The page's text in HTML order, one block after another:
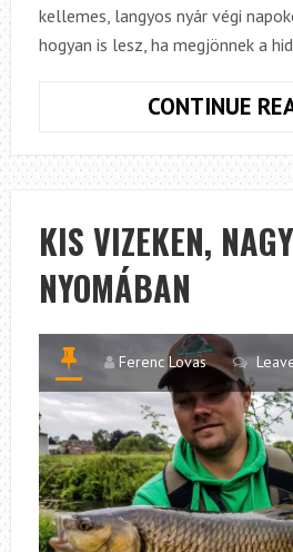
kellemes, langyos nyár végi
hogyan is lesz, ha megjönnek a
CONTINUE
KIS VIZEKEN,
NYOMÁBAN
Ferenc Lovas